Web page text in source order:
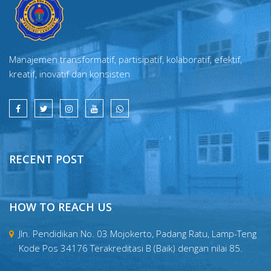
Manajemen transformatif, partisipatif, kolaboratif, efektif,
kreatif, inovatif dan konsisten
RECENT POST
HOW TO REACH US
Jln. Pendidikan No. 03 Mojokerto, Padang Ratu, Lamp-Teng
Kode Pos 34176 Terakreditasi B (Baik) dengan nilai 85.